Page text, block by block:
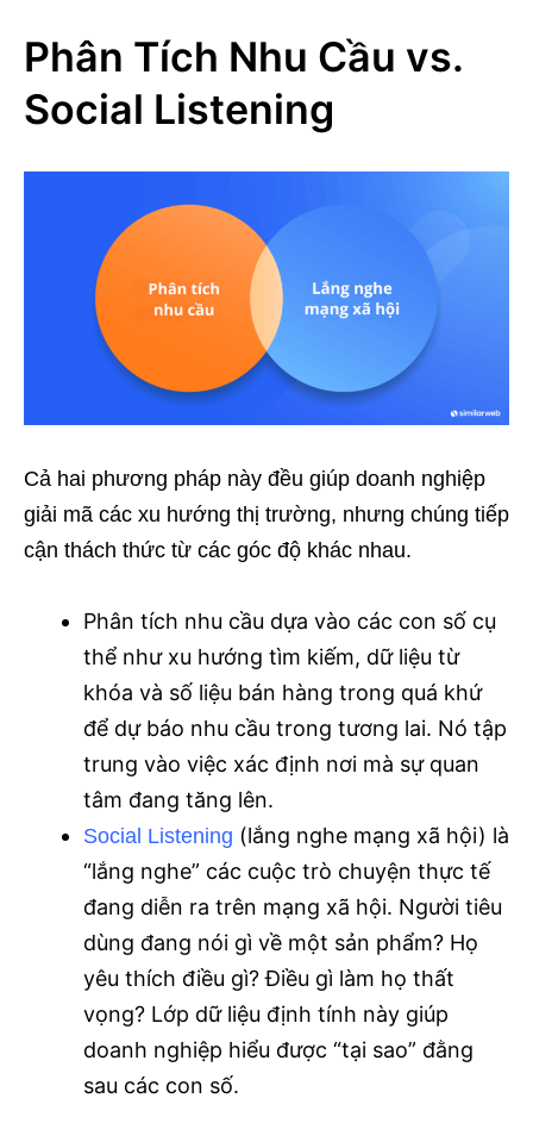
Phân Tích Nhu Cầu vs.
Social Listening
Cả hai phương pháp này đều giúp doanh nghiệp
giải mã các xu hướng thị trường, nhưng chúng tiếp
cận thách thức từ các góc độ khác nhau.
Phân tích nhu cầu dựa vào các con số cụ
thể như xu hướng tìm kiếm, dữ liệu từ
khóa và số liệu bán hàng trong quá khứ
để dự báo nhu cầu trong tương lai. Nó tập
trung vào việc xác định nơi mà sự quan
tâm đang tăng lên.
Social Listening (lắng nghe mạng xã hội) là
“lắng nghe” các cuộc trò chuyện thực tế
đang diễn ra trên mạng xã hội. Người tiêu
dùng đang nói gì về một sản phẩm? Họ
yêu thích điều gì? Điều gì làm họ thất
vọng? Lớp dữ liệu định tính này giúp
doanh nghiệp hiểu được “tại sao” đằng
sau các con số.